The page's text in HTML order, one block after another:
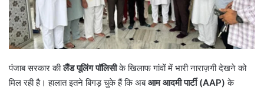
पंजाब सरकार कीलैंड पूलिंग पॉलिसीके खिलाफ गांवों में भारी नाराज़गी देखने को
मिल रही है। हालात इतने बिगड़ चुके हैं कि अबआम आदमी पार्टी (AAP) के